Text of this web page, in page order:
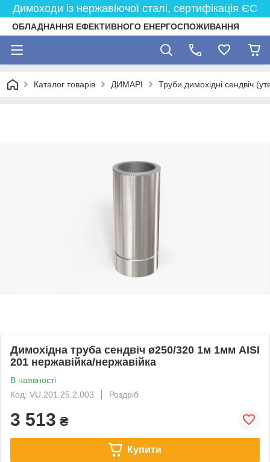
Димоходи із нержавіючої сталі, сертифікація ЄС
ОБЛАДНАННЯ ЕФЕКТИВНОГО ЕНЕРГОСПОЖИВАННЯ
Каталог товарів ДИМАРІ Труби димохідні сендвіч
Димохідна труба сендвіч ø250/320 1м 1мм AISI
201 нержавійка/нержавійка
В наявності
Код: VU.201.25.2.003
Роздріб
3 513 ₴
Купити